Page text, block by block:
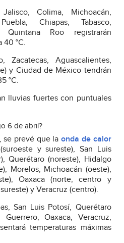
Colima, Michoacán,
Chiapas, Tabasco,
Roo registrarán
40 °C.
Zacatecas, Aguascalientes,
y Ciudad de México tendrán
°C.
lluvias fuertes con puntuales
6 de abril?
se prevé que laonda de calor
y sureste), San Luis
Querétaro (noreste), Hidalgo
Morelos, Michoacán (oeste),
Oaxaca (norte, centro y
y Veracruz (centro).
San Luis Potosí, Querétaro
Oaxaca, Veracruz,
temperaturas máximas